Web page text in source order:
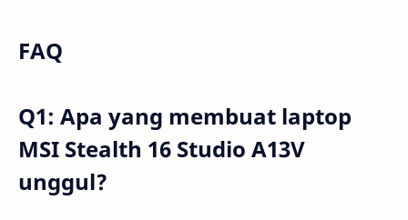
FAQ
Q1: Apa yang membuat laptop
MSI Stealth 16 Studio A13V
unggul?